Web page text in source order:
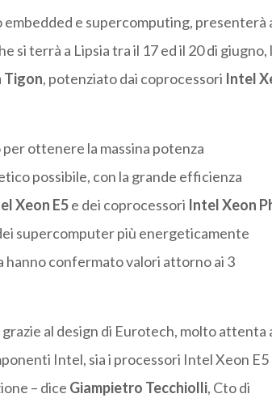
embedded e supercomputing, presenterà
si terrà a Lipsia tra il 17 ed il 20 di giugno,
Tigon, potenziato dai coprocessori Intel
ottenere la massina potenza
possibile, con la grande efficienza
Xeon E5e dei coprocessori Intel Xeon
supercomputer più energeticamente
confermato valori attorno ai 3
al design di Eurotech, molto attenta
Intel, sia i processori Intel Xeon E5
– dice Giampietro Tecchiolli, Cto di